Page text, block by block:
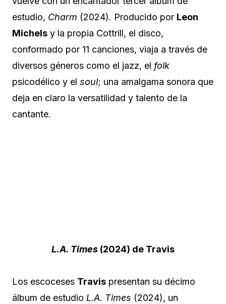
estudio, Charm (2024). Producido por Leon
Michels y la propia Cottrill, el disco,
conformado por 11 canciones, viaja a través de
diversos géneros como el jazz, el folk
psicodélico y el soul; una amalgama sonora que
deja en claro la versatilidad y talento de la
cantante.
L.A. Times (2024) de Travis
Los escoceses Travis presentan su décimo
álbum de estudio L.A. Times (2024), un